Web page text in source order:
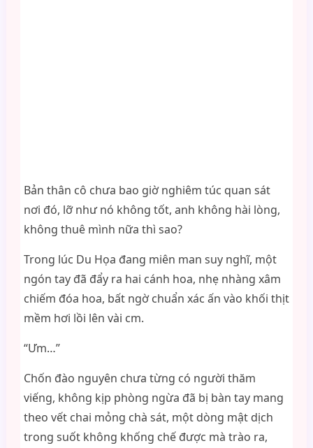
Bản thân cô chưa bao giờ nghiêm túc quan sát
nơi đó, lỡ như nó không tốt, anh không hài lòng,
không thuê mình nữa thì sao?
Trong lúc Du Họa đang miên man suy nghĩ, một
ngón tay đã đẩy ra hai cánh hoa, nhẹ nhàng xâm
chiếm đóa hoa, bất ngờ chuẩn xác ấn vào khối thịt
mềm hơi lồi lên vài cm.
“Ưm…”
Chốn đào nguyên chưa từng có người thăm
viếng, không kịp phòng ngừa đã bị bàn tay mang
theo vết chai mỏng chà sát, một dòng mật dịch
trong suốt không khống chế được mà trào ra,